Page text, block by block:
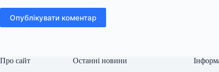
Опублікувати коментар
Про сайт Останні новини